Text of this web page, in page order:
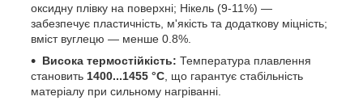
оксидну плівку на поверхні; Нікель (9-11%) —
забезпечує пластичність, м'якість та додаткову міцність;
вміст вуглецю — менше 0.8%.
Висока термостійкість: Температура плавлення
становить 1400...1455 °C , що гарантує стабільність
матеріалу при сильному нагріванні.